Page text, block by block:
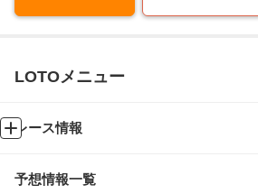
LOTOメニュー
レース情報
予想情報一覧